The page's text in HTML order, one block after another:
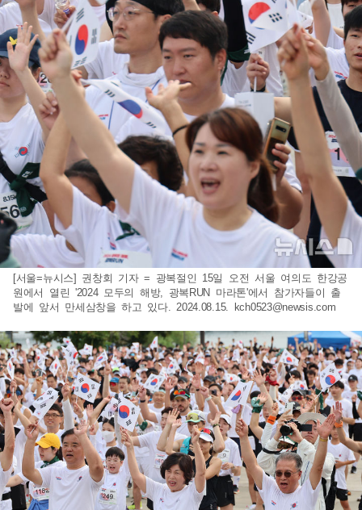
[서울=뉴시스] 권창회 기자 = 광복절인 15일 오전 서울 여의도 한강공
원에서 열린 '2024 모두의 해방, 광복RUN 마라톤'에서 참가자들이 출
발에 앞서 만세삼창을 하고 있다. 2024.08.15.
kch0523@newsis.com